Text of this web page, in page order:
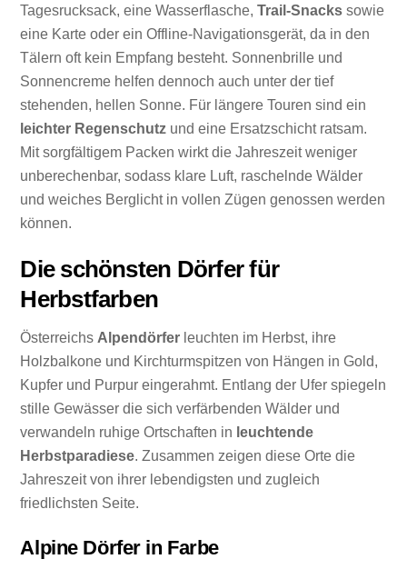
Tagesrucksack, eine Wasserflasche,Trail-Snacks sowie
eine Karte oder ein Offline-Navigationsgerät, da in den
Tälern oft kein Empfang besteht. Sonnenbrille und
Sonnencreme helfen dennoch auch unter der tief
stehenden, hellen Sonne. Für längere Touren sind ein
leichter Regenschutz und eine Ersatzschicht ratsam.
Mit sorgfältigem Packen wirkt die Jahreszeit weniger
unberechenbar, sodass klare Luft, raschelnde Wälder
und weiches Berglicht in vollen Zügen genossen werden
können.
Die schönsten Dörfer für
Herbstfarben
Österreichs Alpendörfer leuchten im Herbst, ihre
Holzbalkone und Kirchturmspitzen von Hängen in Gold,
Kupfer und Purpur eingerahmt. Entlang der Ufer spiegeln
stille Gewässer die sich verfärbenden Wälder und
verwandeln ruhige Ortschaften in leuchtende
Herbstparadiese. Zusammen zeigen diese Orte die
Jahreszeit von ihrer lebendigsten und zugleich
friedlichsten Seite.
Alpine Dörfer in Farbe